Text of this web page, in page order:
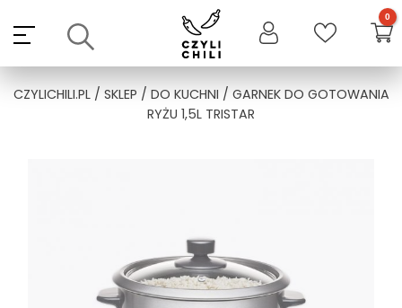
content
CZYLICHILI.PL/ SKLEP / DO KUCHNI / GARNEK DO GOTOWANIA
RYŻU 1,5L TRISTAR